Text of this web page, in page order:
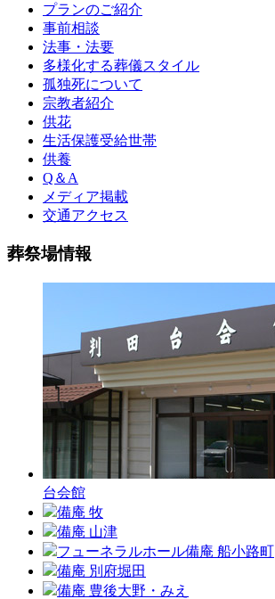
プランのご紹介
事前相談
法事・法要
多様化する葬儀スタイル
孤独死について
宗教者紹介
供花
生活保護受給世帯
供養
Q＆A
メディア掲載
交通アクセス
葬祭場情報
台会館
備庵 牧
備庵 山津
フューネラルホール備庵 船小路町
備庵 別府堀田
備庵 豊後大野・みえ